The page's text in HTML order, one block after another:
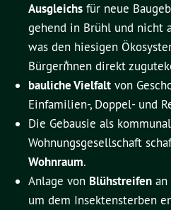
Ausgleichs für neue
gehend in Brühl und nicht
was den hiesigen
Bürge­rın­nen direkt
bauliche Vielfalt von
Einfamilien-, Doppel- und
Die Gebausie als
Wohnungsgesellschaft
Wohn­raum.
Anlage von Blühstreifen
um dem Insektensterben